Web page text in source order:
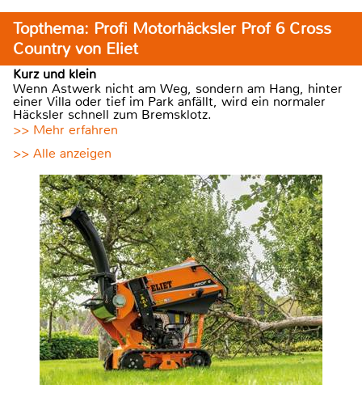
Topthema: Profi Motorhäcksler Prof 6 Cross
Country von Eliet
Kurz und klein
Wenn Astwerk nicht am Weg, sondern am Hang, hinter
einer Villa oder tief im Park anfällt, wird ein normaler
Häcksler schnell zum Bremsklotz.
>> Mehr erfahren
>> Alle anzeigen